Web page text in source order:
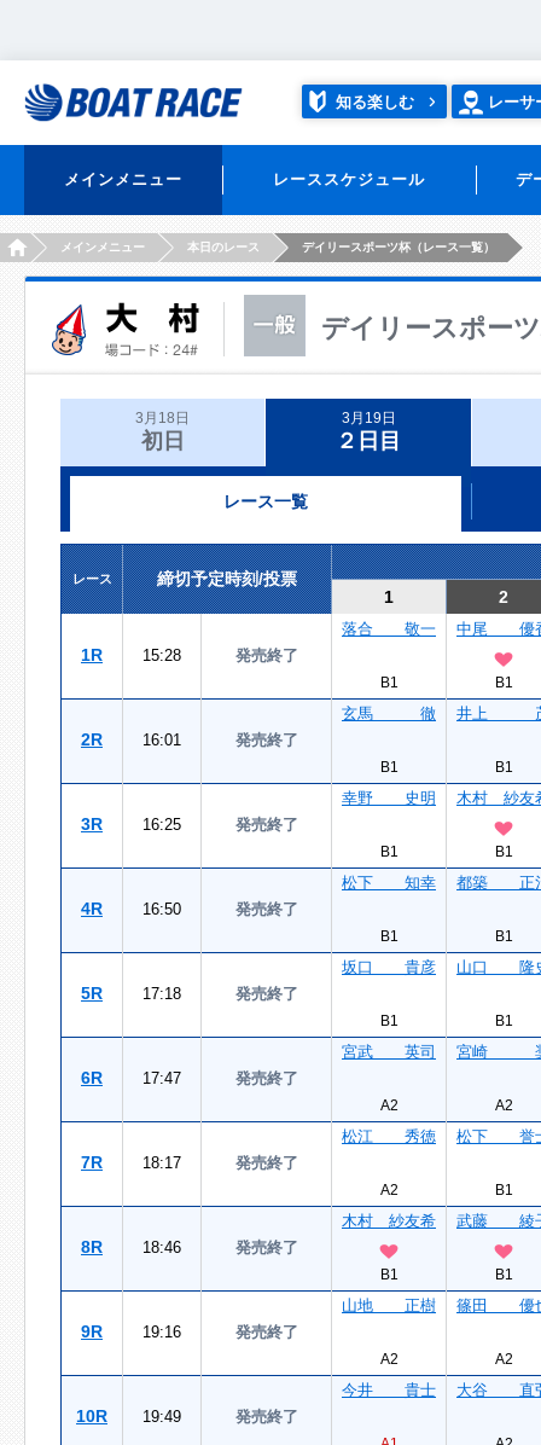
知る楽しむ レーサ
メインメニュー レーススケジュール デ
HOMEメインメニュー 本日のレース デイリースポーツ杯（レース一覧）
デイリースポー
3月18日
初日
3月19日
２日目
レース一覧
レース
締切予定時刻/投票
1
2
1R 15:28 発売終了
落合 敬一
B1
中尾 優
B1
2R 16:01 発売終了
玄馬 徹
B1
井上
B1
3R 16:25 発売終了
幸野 史明
B1
木村 紗友
B1
4R 16:50 発売終了
松下 知幸
B1
都築 正
B1
5R 17:18 発売終了
坂口 貴彦
B1
山口 隆
B1
6R 17:47 発売終了
宮武 英司
A2
宮崎
A2
7R 18:17 発売終了
松江 秀徳
A2
松下 誉
B1
8R 18:46 発売終了
木村 紗友希
B1
武藤 綾
B1
9R 19:16 発売終了
山地 正樹
A2
篠田 優
A2
10R 19:49 発売終了
今井 貴士 大谷 直